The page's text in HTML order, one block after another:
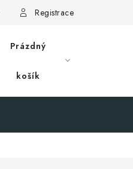
Registrace
Prázdný
košík